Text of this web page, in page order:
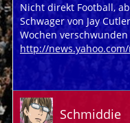
Nicht direkt Football,
Schwager von Jay
Wochen
http://
Schmiddie